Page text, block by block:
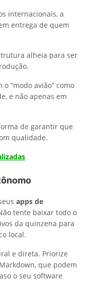
internacionais, a
entrega de quem
alheia para ser
“modo avião” como
e não apenas em
de garantir que
qualidade.
apps de
tente baixar todo o
da quinzena para
local.
e direta. Priorize
que podem
o seu software